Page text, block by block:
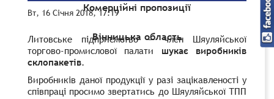
Комерційні пропозиції
Вінницька область
Вт, 16 Січня 2018, 17:19
Литовське підприємство — член Шяуляйської
торгово-промислової палати шукає виробників
склопакетів.
Виробників даної продукції у разі зацікавленості у
співпраці просимо звертатись до Шяуляйської ТПП